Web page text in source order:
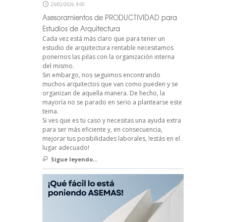
25/02/2026, 9:00
Asesoramientos de PRODUCTIVIDAD para
Estudios de Arquitectura
Cada vez está más claro que para tener un
estudio de arquitectura rentable necesitamos
ponernos las pilas con la organización interna
del mismo.
Sin embargo, nos seguimos encontrando
muchos arquitectos que van como pueden y se
organizan de aquella manera. De hecho, la
mayoría no se parado en serio a plantearse este
tema.
Si ves que es tu caso y necesitas una ayuda extra
para ser más eficiente y, en consecuencia,
mejorar tus posibilidades laborales, !estás en el
lugar adecuado!
Sigue leyendo...